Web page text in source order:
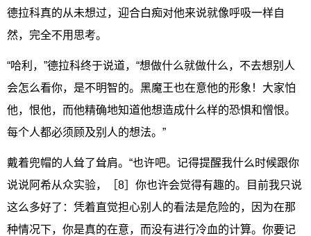
德拉科真的从未想过，迎合白痴对他来说就像呼吸一样自
然，完全不用思考。
“哈利，”德拉科终于说道，“想做什么就做什么，不去想别人
会怎么看你，是不明智的。黑魔王也在意他的形象！大家怕
他，恨他，而他精确地知道他想造成什么样的恐惧和憎恨。
每个人都必须顾及别人的想法。”
戴着兜帽的人耸了耸肩。“也许吧。记得提醒我什么时候跟你
说说阿希从众实验，［8］你也许会觉得有趣的。目前我只说
这么多好了：凭着直觉担心别人的看法是危险的，因为在那
种情况下，你是真的在意，而没有进行冷血的计算。你要记